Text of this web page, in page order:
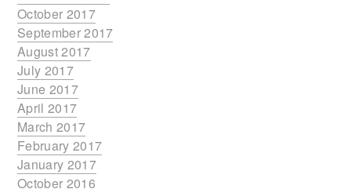
October 2017
September 2017
August 2017
July 2017
June 2017
April 2017
March 2017
February 2017
January 2017
October 2016